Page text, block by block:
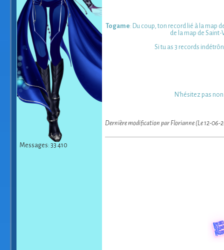
Messages: 33 410
Togame: Du coup, ton record lié à la map
de la map de
Si tu as 3 records
N'hésitez pas
Dernière modification par Florianne (Le 12-06-